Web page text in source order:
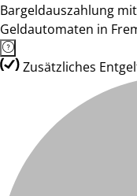
Bargeldauszahlung
Geldautomaten in
Zusätzliches